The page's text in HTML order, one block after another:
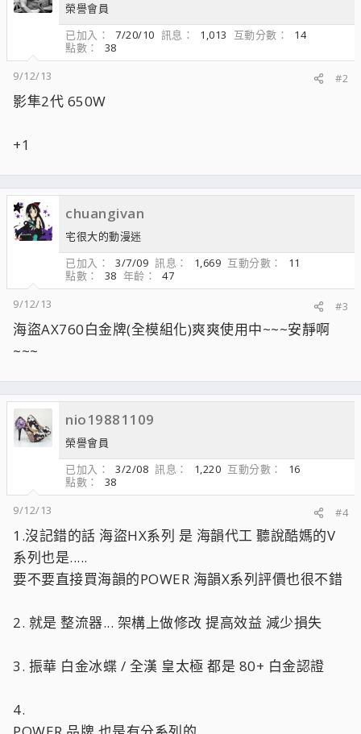
榮譽會員
已加入
7/20/10 訊息 1,013 互動分數
14
點數
38
9/12/13
#2
影隼2代 650W
+1
chuangivan
宅很大的動漫迷
已加入
3/7/09 訊息 1,669 互動分數
11
點數
38 年齡
47
9/12/13
#3
海盜AX760白金牌(全模組化)爽爽使用中~~~安靜啊
~~~
nio19881109
榮譽會員
已加入
3/2/08 訊息 1,220 互動分數
16
點數
38
9/12/13
#4
1.沒記錯的話 海盜HX系列 是 海韻代工 聽說酷媽的V
系列也是.....
要不要直接買海韻的POWER 海韻X系列評價也很不錯
2. 就是 整流器... 架構上做修改 提高效益 減少損失
3. 振華 白金冰蝶 / 全漢 皇太極 都是 80+ 白金認證
4.